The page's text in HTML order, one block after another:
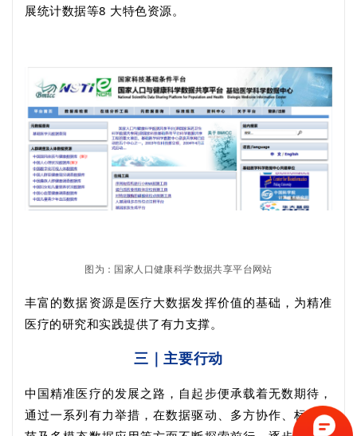
展统计数据等8 大特色资源。
图为：国家人口健康科学数据共享平台网站
丰富的数据资源是医疗大数据发挥价值的基础，为精准
医疗的研究和实践提供了有力支撑。
三｜主要行动
中国精准医疗的发展之路，自起步便承载着无数期待，
通过一系列有力举措，在数据驱动、多方协作、标准规